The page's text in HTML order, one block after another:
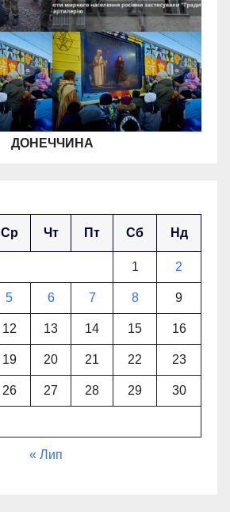
ДОНЕЧЧИНА
Ср Чт Пт Сб Нд
1 2
5 6 7 8 9
12 13 14 15 16
19 20 21 22 23
26 27 28 29 30
« Лип